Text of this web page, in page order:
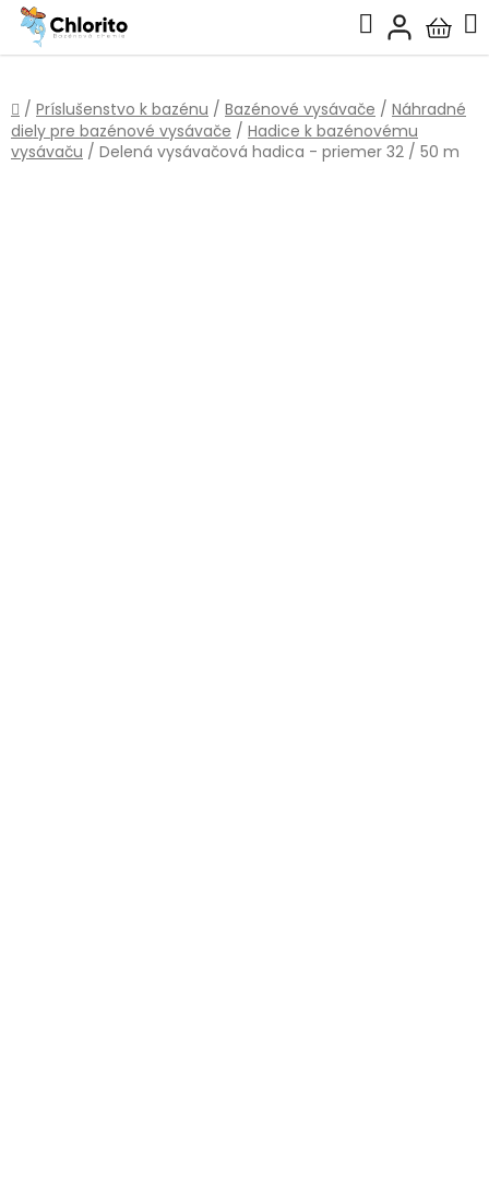
Prejsť
obsah
Hľadať
košík
Domov
/ Príslušenstvo k bazénu / Bazénové vysávače / Náhradné
diely pre bazénové vysávače / Hadice k bazénovému
vysávaču / Delená vysávačová hadica - priemer 32 / 50 m